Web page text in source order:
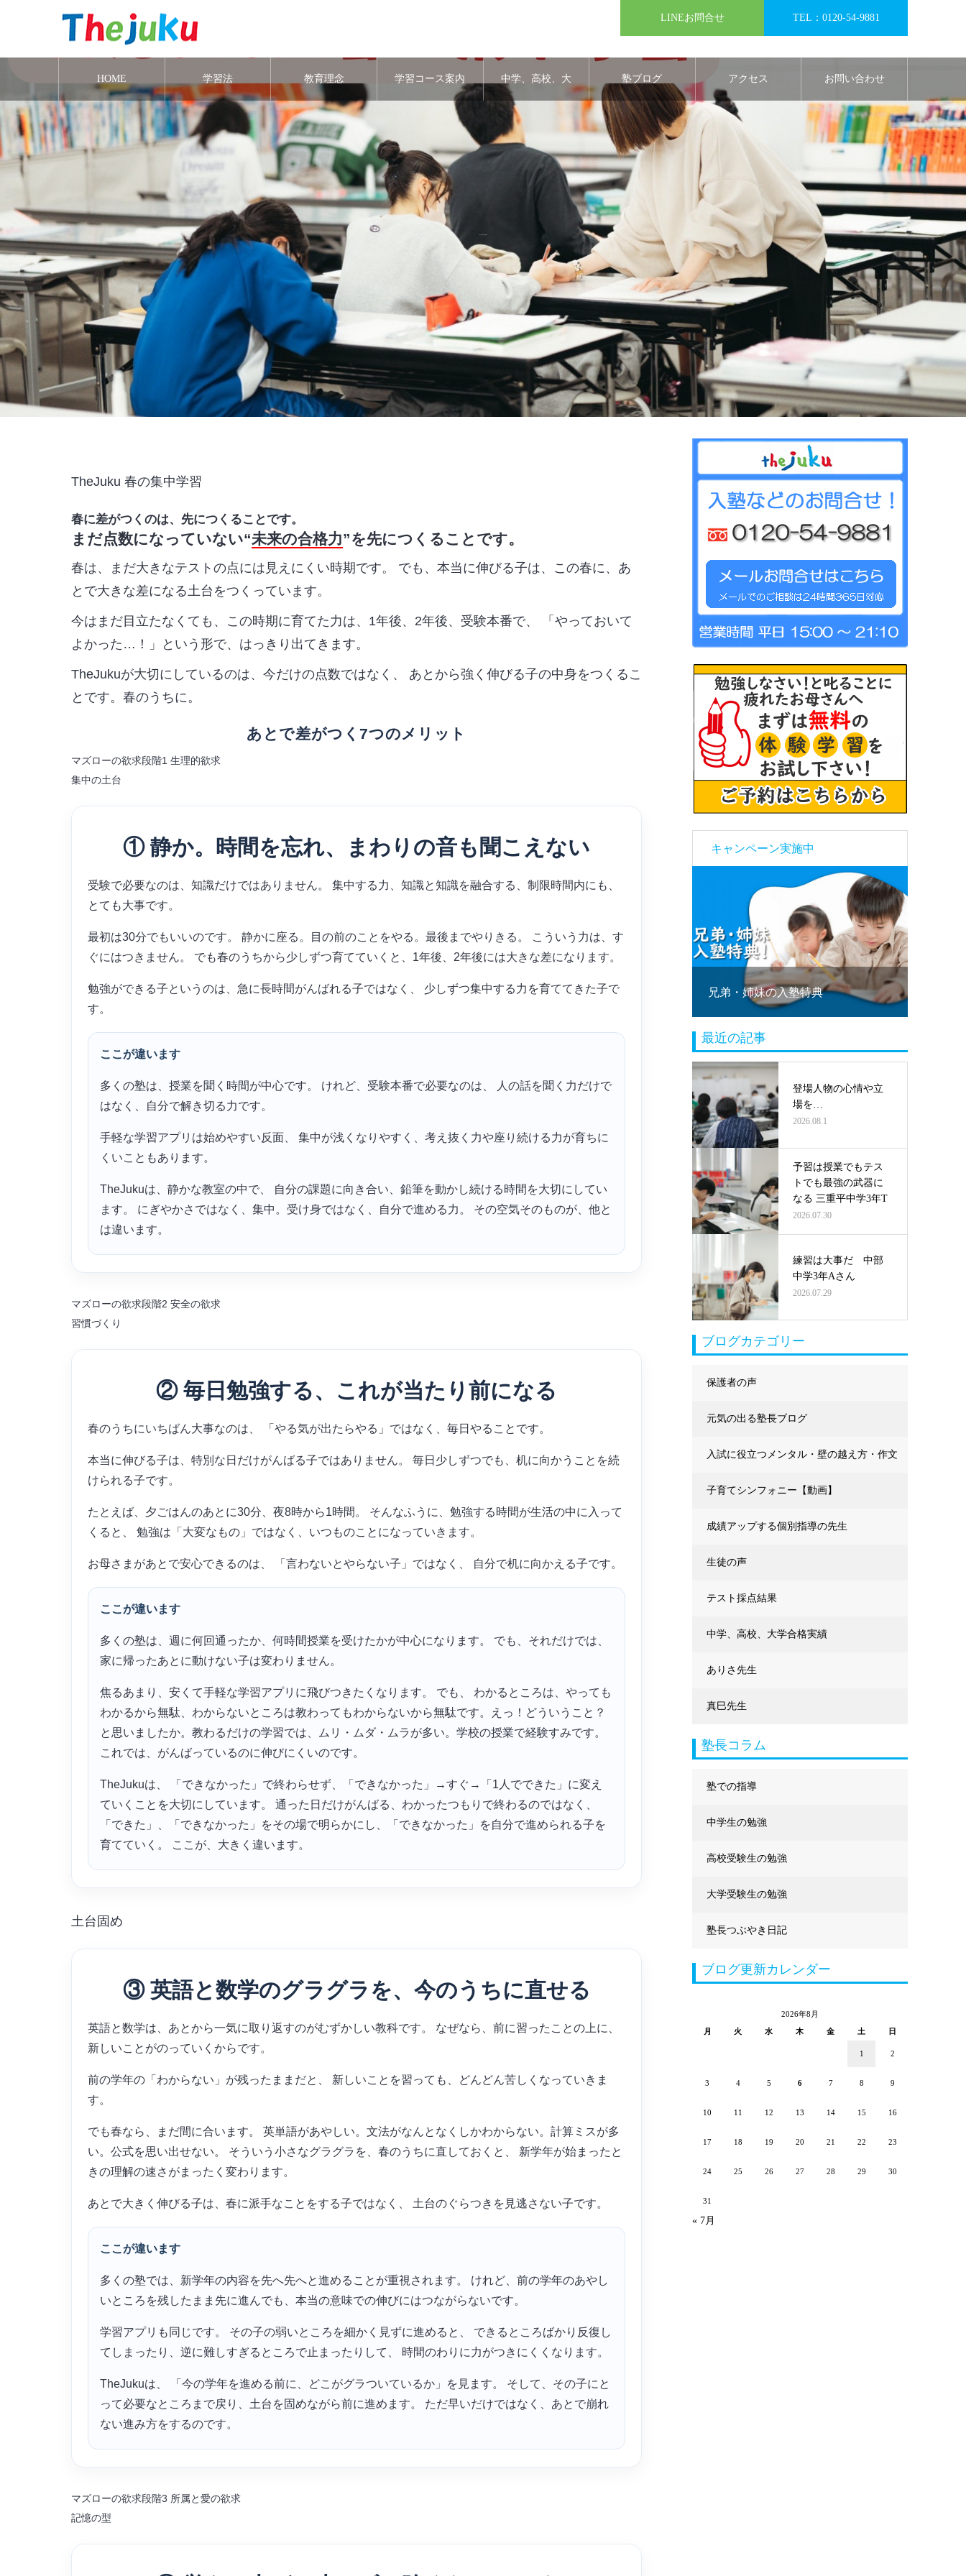
LINEお問合せ TEL：0120-54-9881
HOME 学習法 教育理念 学習コース案内 中学、高校、大
学合格実績
塾ブログ アクセス お問い合わせ
TheJuku 春の集中学習
春に差がつくのは、先につくることです。
まだ点数になっていない“未来の合格力”を先につくることです。
春は、まだ大きなテストの点には見えにくい時期です。 でも、本当に伸びる子は、この春に、 あ
とで大きな差になる土台 をつくっています。
今はまだ目立たなくても、この時期に育てた力は、1年後、2年後、受験本番で、
「やっておいて
よかった…！」
という形で、はっきり出てきます。
TheJukuが大切にしているのは、今だけの点数ではなく、 あとから強く伸びる子の中身をつくるこ
とです。春のうちに。
あとで差がつく7つのメリット
マズローの欲求段階1 生理的欲求
集中の土台
① 静か。時間を忘れ、まわりの音も聞こえない
受験で必要なのは、知識だけではありません。 集中する力、知識と知識を融合する、制限時間内にも、
とても大事です。
最初は30分でもいいのです。 静かに座る。目の前のことをやる。最後までやりきる。 こういう力は、す
ぐにはつきません。 でも春のうちから少しずつ育てていくと、1年後、2年後には大きな差になります。
勉強ができる子というのは、急に長時間がんばれる子ではなく、 少しずつ集中する力を育ててきた子で
す。
ここが違います
多くの塾は、授業を聞く時間が中心です。 けれど、受験本番で必要なのは、 人の話を聞く力だけで
はなく、自分で解き切る力です。
手軽な学習アプリは始めやすい反面、 集中が浅くなりやすく、考え抜く力や座り続ける力が育ちに
くいこともあります。
TheJukuは、静かな教室の中で、 自分の課題に向き合い、鉛筆を動かし続ける時間を大切にしてい
ます。 にぎやかさではなく、集中。受け身ではなく、自分で進める力。 その空気そのものが、他と
は違います。
マズローの欲求段階2 安全の欲求
習慣づくり
② 毎日勉強する、これが当たり前になる
春のうちにいちばん大事なのは、 「やる気が出たらやる」ではなく、毎日やることです。
本当に伸びる子は、特別な日だけがんばる子ではありません。 毎日少しずつでも、机に向かうことを続
けられる子です。
たとえば、夕ごはんのあとに30分、夜8時から1時間。 そんなふうに、勉強する時間が生活の中に入って
くると、 勉強は「大変なもの」ではなく、いつものことになっていきます。
お母さまがあとで安心できるのは、 「言わないとやらない子」ではなく、 自分で机に向かえる子です。
ここが違います
多くの塾は、週に何回通ったか、何時間授業を受けたかが中心になります。 でも、それだけでは、
家に帰ったあとに動けない子は変わりません。
焦るあまり、安くて手軽な学習アプリに飛びつきたくなります。 でも、 わかるところは、やっても
わかるから無駄、わからないところは教わってもわからないから無駄です。えっ！どういうこと？
と思いましたか。教わるだけの学習では、ムリ・ムダ・ムラが多い。学校の授業で経験すみです。
これでは、がんばっているのに伸びにくいのです。
TheJukuは、 「できなかった」で終わらせず、「できなかった」→すぐ→「1人でできた」に変え
ていくことを大切にしています。 通った日だけがんばる、わかったつもりで終わるのではなく、
「できた」、「できなかった」をその場で明らかにし、「できなかった」を自分で進められる子を
育てていく。 ここが、大きく違います。
土台固め
③ 英語と数学のグラグラを、今のうちに直せる
英語と数学は、あとから一気に取り返すのがむずかしい教科です。 なぜなら、前に習ったことの上に、
新しいことがのっていくからです。
前の学年の「わからない」が残ったままだと、 新しいことを習っても、どんどん苦しくなっていきま
す。
でも春なら、まだ間に合います。 英単語があやしい。文法がなんとなくしかわからない。計算ミスが多
い。公式を思い出せない。 そういう小さなグラグラを、春のうちに直しておくと、 新学年が始まったと
きの理解の速さがまったく変わります。
あとで大きく伸びる子は、春に派手なことをする子ではなく、 土台のぐらつきを見逃さない子です。
ここが違います
多くの塾では、新学年の内容を先へ先へと進めることが重視されます。 けれど、前の学年のあやし
いところを残したまま先に進んでも、本当の意味での伸びにはつながらないです。
学習アプリも同じです。 その子の弱いところを細かく見ずに進めると、 できるところばかり反復し
てしまったり、逆に難しすぎるところで止まったりして、 時間のわりに力がつきにくくなります。
TheJukuは、 「今の学年を進める前に、どこがグラついているか」を見ます。 そして、その子にと
って必要なところまで戻り、土台を固めながら前に進めます。 ただ早いだけではなく、あとで崩れ
ない進み方をするのです。
マズローの欲求段階3 所属と愛の欲求
記憶の型
キャンペーン実施中
無料体験授業お得な特典あり！ 兄弟・姉妹の入塾特典
最近の記事
登場人物の心情や立
場を…
2026.08.1
予習は授業でもテス
トでも最強の武器に
なる 三重平中学3年T
2026.07.30
練習は大事だ 中部
中学3年Aさん
2026.07.29
ブログカテゴリー
保護者の声
元気の出る塾長ブログ
入試に役立つメンタル・壁の越え方・作文
に強くなる
子育てシンフォニー【動画】
成績アップする個別指導の先生
生徒の声
テスト採点結果
中学、高校、大学合格実績
ありさ先生
真巳先生
塾長コラム
塾での指導
中学生の勉強
高校受験生の勉強
大学受験生の勉強
塾長つぶやき日記
ブログ更新カレンダー
2026年8月
月
火 水 木 金 土 日
1 2
3 4 5 6 7 8 9
10 11 12 13 14 15 16
17 18 19 20 21 22 23
24 25 26 27 28 29 30
31
« 7月